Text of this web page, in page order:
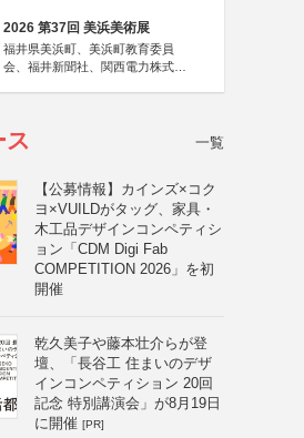
2026 第37回 美浜美術展
福井県美浜町、美浜町教育委員
会、福井新聞社、関西電力株式会
ス 一覧
【公募情報】カインズ×コク
ヨ×VUILDがタッグ、家具・
木工品デザインコンペティシ
ョン「CDM Digi Fab
COMPETITION 2026」を初
開催
乾久美子や藤本壮介らが登
壇、「長谷工 住まいのデザ
インコンペティション 20回
記念 特別講演会」が8月19日
に開催 [PR]